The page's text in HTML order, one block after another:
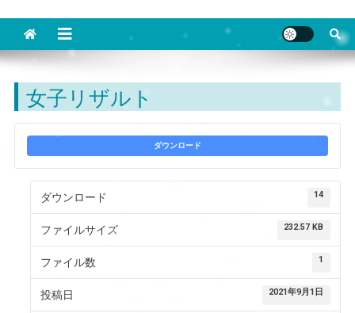
女子リザルト
ダウンロード
ダウンロード 14
ファイルサイズ 232.57 KB
ファイル数 1
投稿日 2021年9月1日